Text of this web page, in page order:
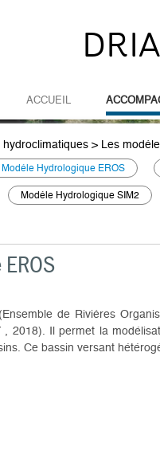
ACCUEIL
hydroclimatiques > Les
Modèle Hydrologique EROS
Modèle Hydrologique SIM2
(Ensemble de Rivières
, 2018). Il permet la
Ce bassin versant